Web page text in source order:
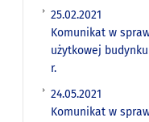
25.02.2021
Komunikat w
użytkowej
r.
24.05.2021
Komunikat w